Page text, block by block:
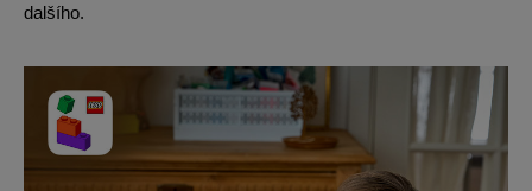
dalšího.